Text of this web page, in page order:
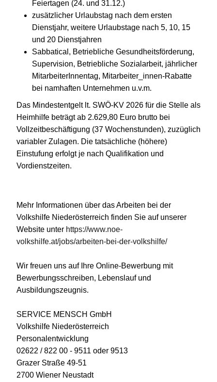
Feiertagen (24. und 31.12.)
zusätzlicher Urlaubstag nach dem ersten
Dienstjahr, weitere Urlaubstage nach 5, 10, 15
und 20 Dienstjahren
Sabbatical, Betriebliche Gesundheitsförderung,
Supervision, Betriebliche Sozialarbeit, jährlicher
MitarbeiterInnentag, Mitarbeiter_innen-Rabatte
bei namhaften Unternehmen u.v.m.
Das Mindestentgelt lt. SWÖ-KV 2026 für die Stelle als
Heimhilfe beträgt ab 2.629,80 Euro brutto bei
Vollzeitbeschäftigung (37 Wochenstunden), zuzüglich
variabler Zulagen. Die tatsächliche (höhere)
Einstufung erfolgt je nach Qualifikation und
Vordienstzeiten.
Mehr Informationen über das Arbeiten bei der
Volkshilfe Niederösterreich finden Sie auf unserer
Website unter https://www.noe-
volkshilfe.at/jobs/arbeiten-bei-der-volkshilfe/
Wir freuen uns auf Ihre Online-Bewerbung mit
Bewerbungsschreiben, Lebenslauf und
Ausbildungszeugnis.
SERVICE MENSCH GmbH
Volkshilfe Niederösterreich
Personalentwicklung
02622 / 822 00 - 9511 oder 9513
Grazer Straße 49-51
2700 Wiener Neustadt